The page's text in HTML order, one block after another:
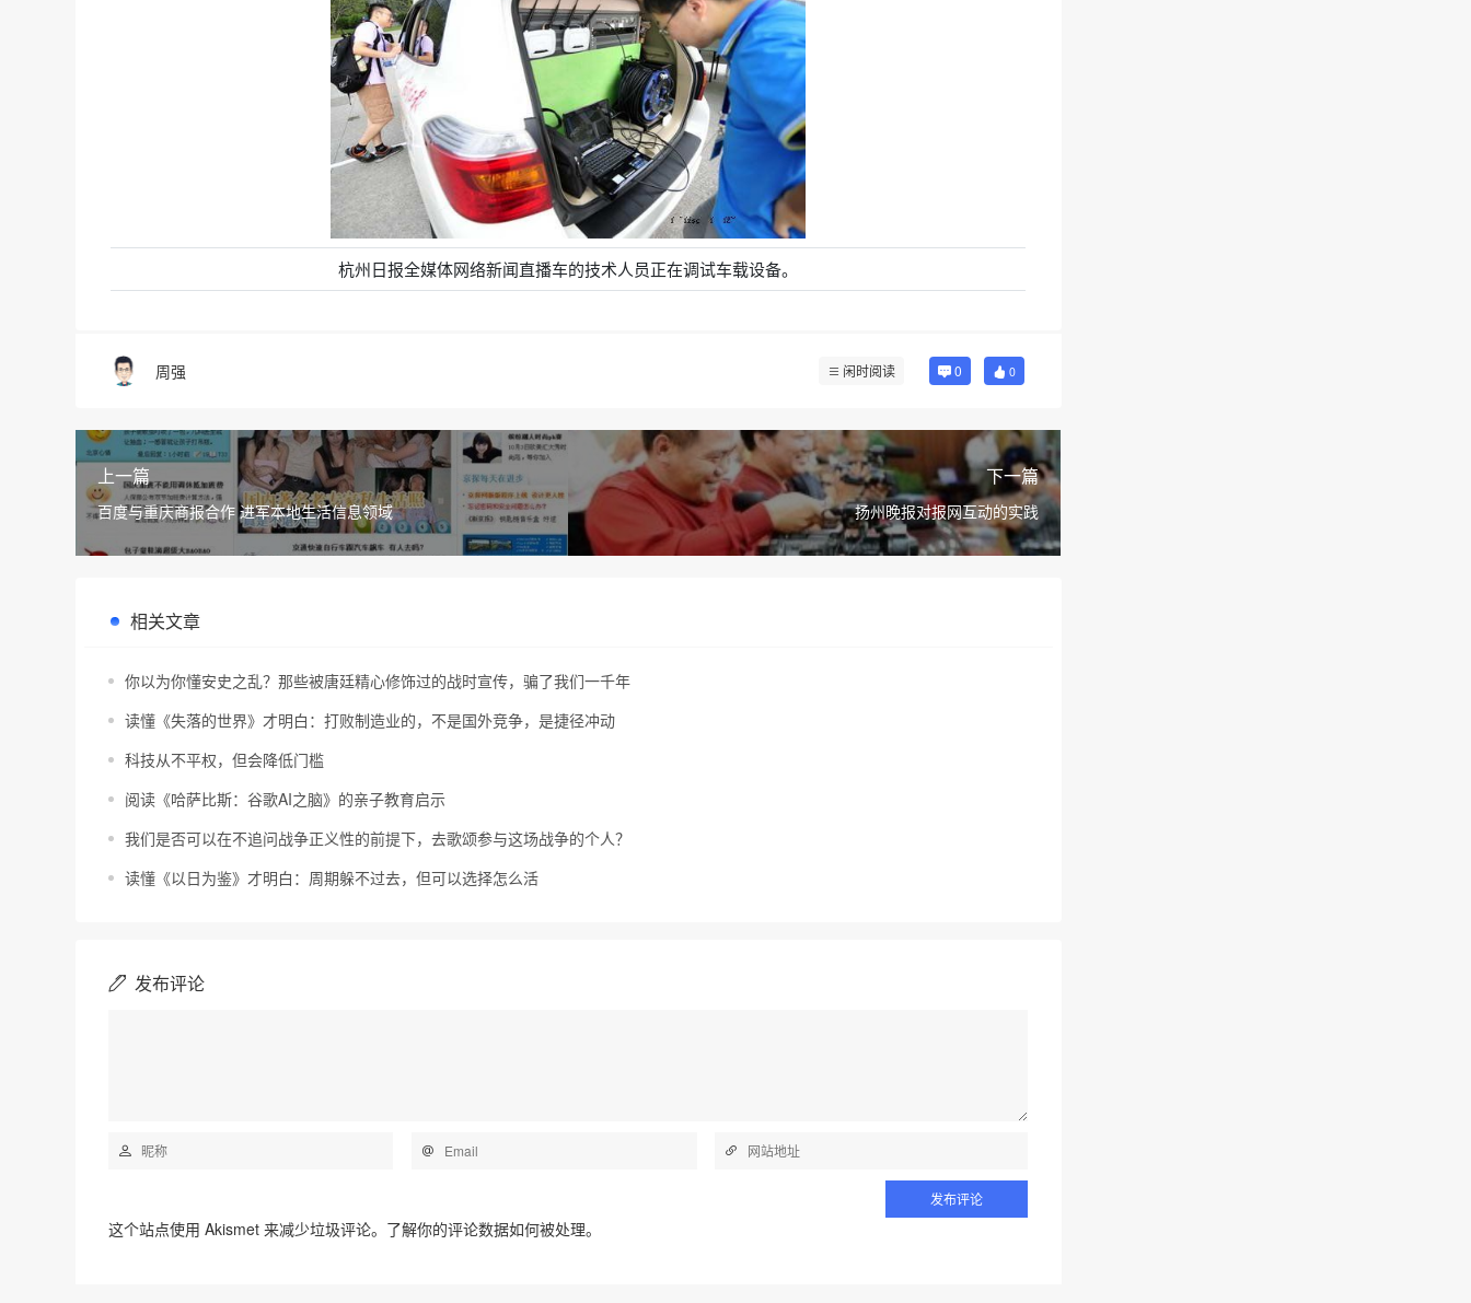
杭州日报全媒体网络新闻直播车的技术人员正在调试车载设备。
周强 闲时阅读 0 0
上一篇
百度与重庆商报合作 进军本地生活信息领域
下一篇
扬州晚报对报网互动的实践
相关文章
你以为你懂安史之乱？那些被唐廷精心修饰过的战时宣传，骗了我们一千年
读懂《失落的世界》才明白：打败制造业的，不是国外竞争，是捷径冲动
科技从不平权，但会降低门槛
阅读《哈萨比斯：谷歌AI之脑》的亲子教育启示
我们是否可以在不追问战争正义性的前提下，去歌颂参与这场战争的个人？
读懂《以日为鉴》才明白：周期躲不过去，但可以选择怎么活
发布评论
这个站点使用 Akismet 来减少垃圾评论。 了解你的评论数据如何被处理。